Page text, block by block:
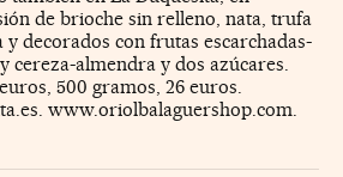
de brioche sin relleno, nata, trufa
y decorados con frutas escarchadas-
cereza-almendra y dos azúcares.
500 gramos, 26 euros.
www.oriolbalaguershop.com.